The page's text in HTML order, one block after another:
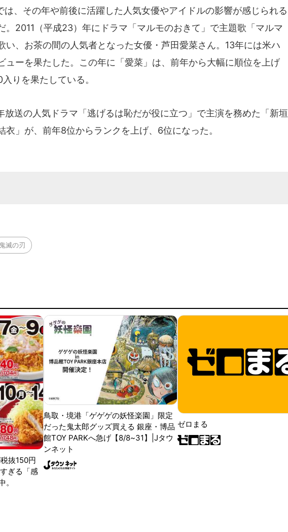
、その年や前後に活躍した人気女優やアイドルの影響が感じられる
。2011（平成23）年にドラマ「マルモのおきて」で主題歌「マルマ
い、お茶の間の人気者となった女優・芦田愛菜さん。13年には米ハ
ューを果たした。この年に「愛菜」は、前年から大幅に順位を上げ
りを果たしている。
放送の人気ドラマ「逃げるは恥だが役に立つ」で主演を務めた「新垣
衣」が、前年8位からランクを上げ、6位になった。
鬼滅の刃
抜150円
ぎる「感
。
鳥取・境港「ゲゲゲの妖怪楽園」限定
だった鬼太郎グッズ買える 銀座・博品
館TOY PARKへ急げ【8/8~31】|Jタウ
ンネット
ゼロまる